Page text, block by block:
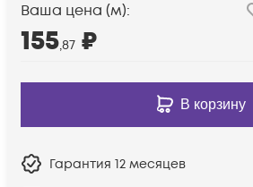
Ваша цена (м):
155,87 ₽
В корзину
Гарантия 12 месяцев